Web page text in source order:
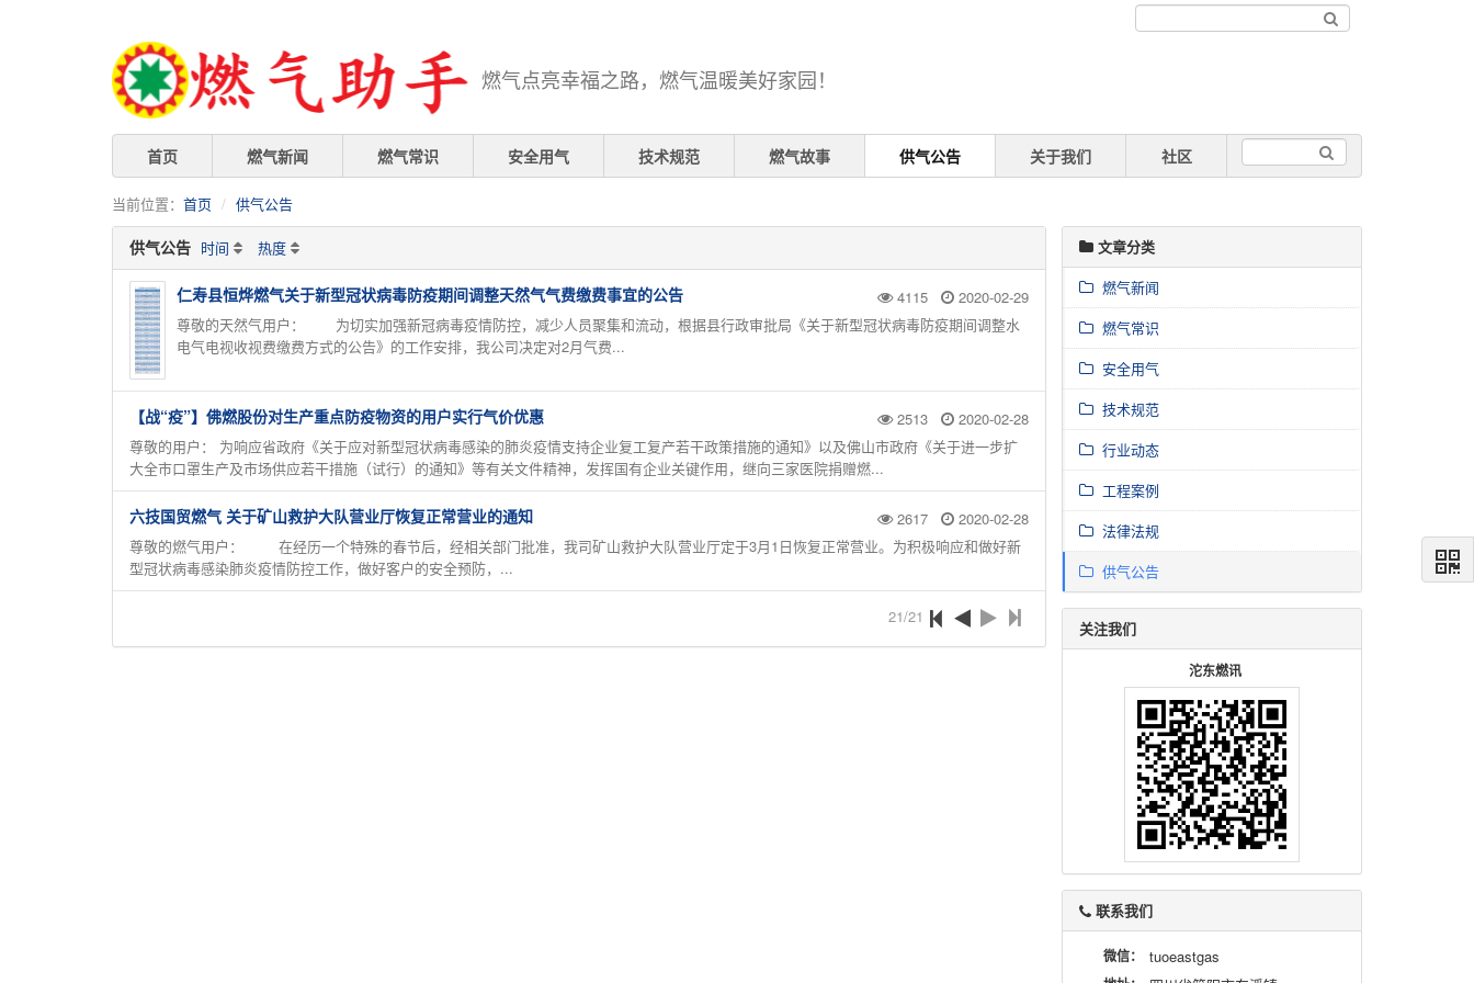
燃气点亮幸福之路，燃气温暖美好家园！
首页 燃气新闻 燃气常识 安全用气 技术规范 燃气故事 供气公告 关于我们 社区
当前位置： 首页 供气公告
供气公告 时间 热度
4115 2020-02-29
仁寿县恒烨燃气关于新型冠状病毒防疫期间调整天然气气费缴费事宜的公告
尊敬的天然气用户： 为切实加强新冠病毒疫情防控，减少人员聚集和流动，根据县行政审批局《关于新型冠状病毒防疫期间调整水
电气电视收视费缴费方式的公告》的工作安排，我公司决定对2月气费...
2513 2020-02-28
【战“疫”】佛燃股份对生产重点防疫物资的用户实行气价优惠
尊敬的用户： 为响应省政府《关于应对新型冠状病毒感染的肺炎疫情支持企业复工复产若干政策措施的通知》以及佛山市政府《关于进一步扩
大全市口罩生产及市场供应若干措施（试行）的通知》等有关文件精神，发挥国有企业关键作用，继向三家医院捐赠燃...
2617 2020-02-28
六技国贸燃气 关于矿山救护大队营业厅恢复正常营业的通知
尊敬的燃气用户： 在经历一个特殊的春节后，经相关部门批准，我司矿山救护大队营业厅定于3月1日恢复正常营业。为积极响应和做好新
型冠状病毒感染肺炎疫情防控工作，做好客户的安全预防，...
21/21
文章分类
燃气新闻
燃气常识
安全用气
技术规范
行业动态
工程案例
法律法规
供气公告
关注我们
沱东燃讯
联系我们
微信： tuoeastgas